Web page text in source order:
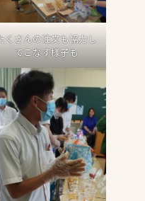
くさんの注文も協力し
てこなす様子も